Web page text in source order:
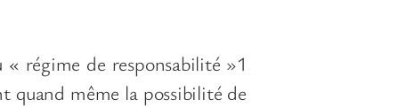
régime de responsabilité »1
quand même la possibilité de